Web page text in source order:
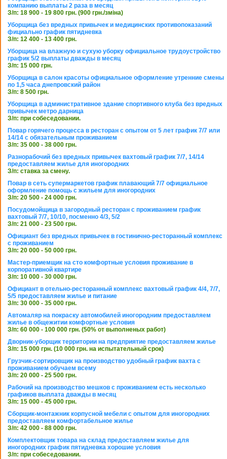
компанию выплаты 2 раза в месяц
З/п: 18 900 - 19 800 грн. (900 грн./зміна)
Уборщица без вредных привычек и медицинских противопоказаний
фициально график пятидневка
З/п: 12 400 - 13 400 грн.
Уборщица на влажную и сухую уборку официальное трудоустройство
график 5/2 выплаты дважды в месяц
З/п: 15 000 грн.
Уборщица в салон красоты официальное оформление утренние смены
по 1,5 часа днепровский район
З/п: 8 500 грн.
Уборщица в административное здание спортивного клуба без вредных
привычек метро дарница
З/п: при собеседовании.
Повар горячего процесса в ресторан с опытом от 5 лет график 7/7 или
14/14 с обязательным проживанием
З/п: 35 000 - 38 000 грн.
Разнорабочий без вредных привычек вахтовый график 7/7, 14/14
предоставляем жилье для иногородних
З/п: ставка за смену.
Повар в сеть супермаркетов график плавающий 7/7 официальное
оформление помощь с жильем для иногородних
З/п: 20 500 - 24 000 грн.
Посудомойщица в загородный ресторан с проживанием график
вахтовый 7/7, 10/10, посменно 4/3, 5/2
З/п: 21 000 - 23 500 грн.
Официант без вредных привычек в гостинично-ресторанный комплекс
с проживанием
З/п: 20 000 - 50 000 грн.
Мастер-приемщик на сто комфортные условия проживание в
корпоративной квартире
З/п: 10 000 - 30 000 грн.
Официант в отельно-ресторанный комплекс вахтовый график 4/4, 7/7,
5/5 предоставляем жилье и питание
З/п: 30 000 - 35 000 грн.
Автомаляр на покраску автомобилей иногородним предоставляем
жилье в общежитии комфортные условия
З/п: 60 000 - 100 000 грн. (50% от выполненых работ)
Дворник-уборщик территории на предприятие предоставляем жилье
З/п: 15 000 грн. (10 000 грн. на испытательный срок)
Грузчик-сортировщик на производство удобный график вахта с
проживанием обучаем всему
З/п: 20 000 - 25 500 грн.
Рабочий на производство мешков с проживанием есть несколько
графиков выплата дважды в месяц
З/п: 15 000 - 45 000 грн.
Сборщик-монтажник корпусной мебели с опытом для иногородних
предоставляем комфортабельное жилье
З/п: 42 000 - 88 000 грн.
Комплектовщик товара на склад предоставляем жилье для
иногородних график пятидневка хорошие условия
З/п: при собеседовании.